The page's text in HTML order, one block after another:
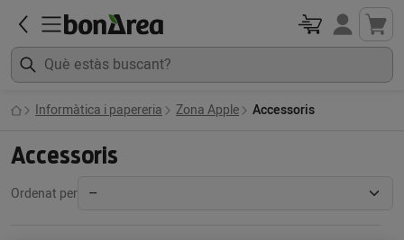
Informàtica i papereria Zona Apple Accessoris
Accessoris
Ordenat per